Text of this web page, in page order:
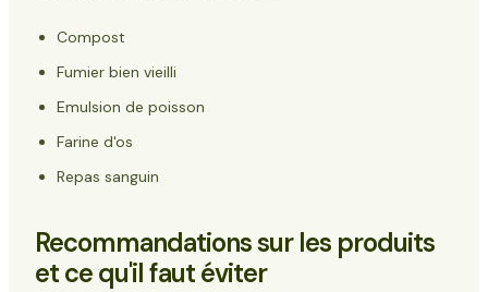
Compost
Fumier bien vieilli
Emulsion de poisson
Farine d'os
Repas sanguin
Recommandations sur les produits
et ce qu'il faut éviter